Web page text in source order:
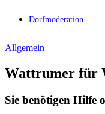
Dorfmoderation
Allgemein
Wattrumer für
Sie benötigen Hilfe